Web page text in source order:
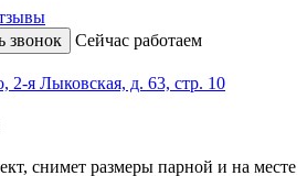
звонок
Сейчас работаем
2-я Лыковская, д. 63, стр. 10
снимет размеры парной и на месте